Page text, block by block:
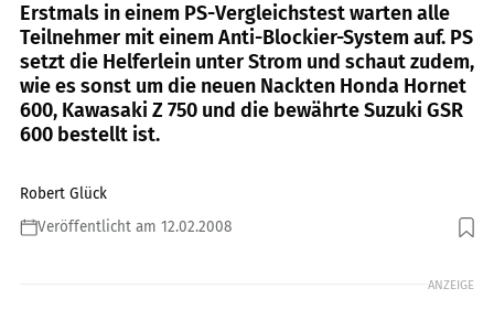
Erstmals in einem PS-Vergleichstest warten alle
Teilnehmer mit einem Anti-Blockier-System auf. PS
setzt die Helferlein unter Strom und schaut zudem,
wie es sonst um die neuen Nackten Honda Hornet
600, Kawasaki Z 750 und die bewährte Suzuki GSR
600 bestellt ist.
Robert Glück
Veröffentlicht am 12.02.2008
Foto: Jahn
ANZEIGE